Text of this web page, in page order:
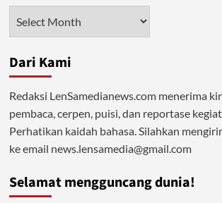
Ketika
Syariat
olok
Dari Kami
Redaksi LenSamedianews.com menerima
pembaca, cerpen, puisi, dan reportase
Perhatikan kaidah bahasa. Silahkan
ke email news.lensamedia@gmail.com
Selamat mengguncang dunia!